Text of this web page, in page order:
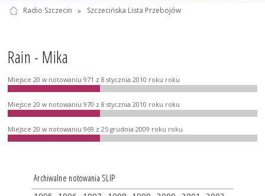
Radio Szczecin » Szczecińska Lista Przebojów
Rain - Mika
Miejsce 20 w notowaniu 971 z 8 stycznia 2010 roku roku
Miejsce 20 w notowaniu 970 z 8 stycznia 2010 roku roku
Miejsce 20 w notowaniu 969 z 25 grudnia 2009 roku roku
Archiwalne notowania SLIP